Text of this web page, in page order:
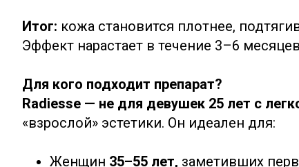
Итог: кожа становится плотнее,
Эффект нарастает в течение 3–6
Для кого подходит препарат?
Radiesse — не для девушек 25 лет с
«взрослой» эстетики. Он идеален для:
Женщин 35–55 лет, заметивших